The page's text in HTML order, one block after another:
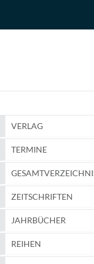
VERLAG
TERMINE
ZEITSCHRIFTEN
JAHRBÜCHER
REIHEN